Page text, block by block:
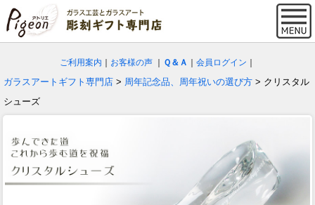
ご利用案内 お客様の声 Ｑ＆Ａ 会員ログイン
ガラスアートギフト専門店 > 周年記念品、周年祝いの選び方 > クリスタル
シューズ